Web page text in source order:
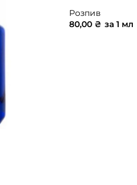
Розпив
80,00 ₴ за 1 мл